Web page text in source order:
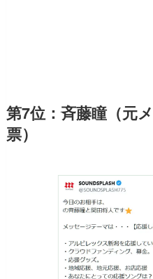
第7位：斉藤瞳（元
票）